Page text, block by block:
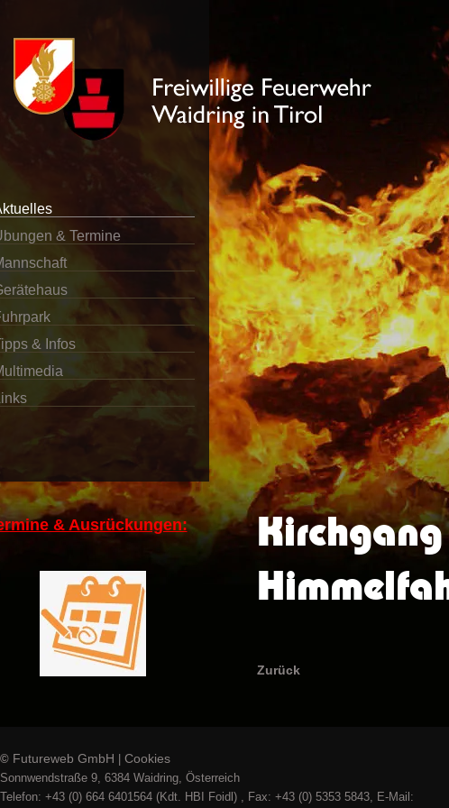
& Termine
& Infos
& Ausrückungen:
Zurück
© Futureweb GmbH | Cookies
Sonnwendstraße 9, 6384 Waidring, Österreich
Telefon: +43 (0) 664 6401564 (Kdt. HBI Foidl) , Fax: +43 (0) 5353 5843, E-Mail: